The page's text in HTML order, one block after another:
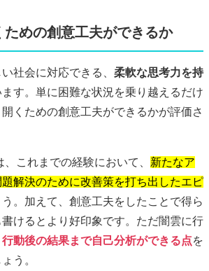
ための創意工夫ができるか
社会に対応できる、 柔軟な思考力を持
す。単に困難な状況を乗り越えるだけ
くための創意工夫ができるかが評価さ
これまでの経験において、 新たなア
解決のために改善策を打ち出したエピ
。加えて、創意工夫をしたことで得ら
けるとより好印象です。ただ闇雲に行
行動後の結果まで自己分析ができる点を
う。